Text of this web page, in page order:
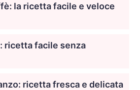
la ricetta facile e veloce
ricetta facile senza
ricetta fresca e delicata